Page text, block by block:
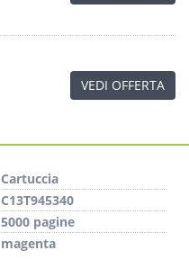
VEDI OFFERTA
Cartuccia
C13T945340
5000 pagine
magenta